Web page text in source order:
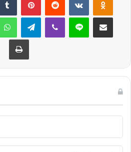
WhatsAppTelegramViber Line E-Posta ile
Yazdır